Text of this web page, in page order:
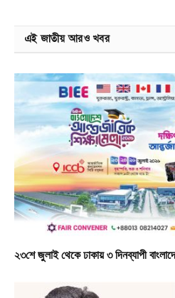
এই জাতীয় আরও খবর
২৩শে জুলাই থেকে ঢাকায় ৩ দিনব্যাপী